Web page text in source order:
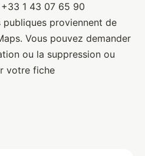
+33 1 43 07 65 90
publiques proviennent de
Vous pouvez demander
ou la suppression ou
votre fiche